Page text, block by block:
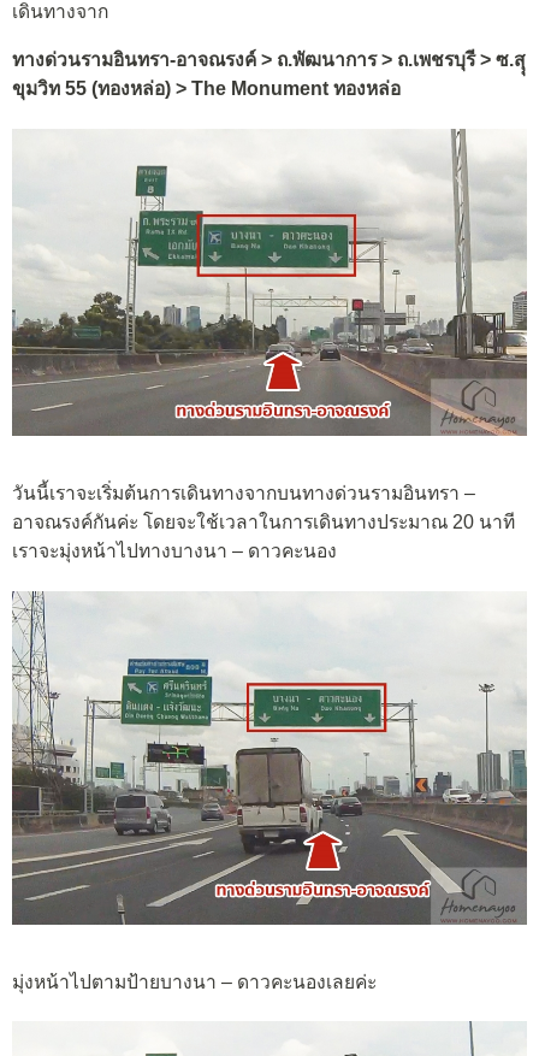
เดินทางจาก
ทางด่วนรามอินทรา-อาจณรงค์ > ถ.พัฒนาการ > ถ.เพชรบุรี > ซ.สุุ
ขุมวิท 55 (ทองหล่อ) > The Monument ทองหล่อ
วันนี้เราจะเริ่มต้นการเดินทางจากบนทางด่วนรามอินทรา –
อาจณรงค์กันค่ะ โดยจะใช้เวลาในการเดินทางประมาณ 20 นาที
เราจะมุ่งหน้าไปทางบางนา – ดาวคะนอง
มุ่งหน้าไปตามป้ายบางนา – ดาวคะนองเลยค่ะ